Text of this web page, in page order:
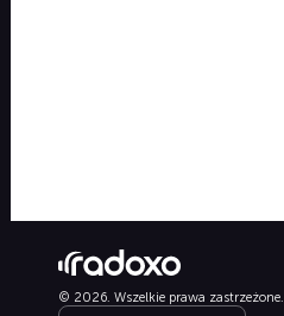
© 2026. Wszelkie prawa zastrzeżone.